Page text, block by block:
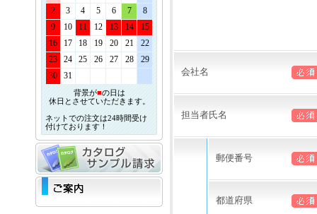
2
3 4 5 6 7
8
9
10 11 12 13 14
15
16
17 18 19 20 21
22
23
24 25 26 27 28
29
30
31
背景が■の日は
休日とさせていただきます。
ネットでの注文は24時間受け
付けております！
会社名
担当者氏名
郵便番号
都道府県